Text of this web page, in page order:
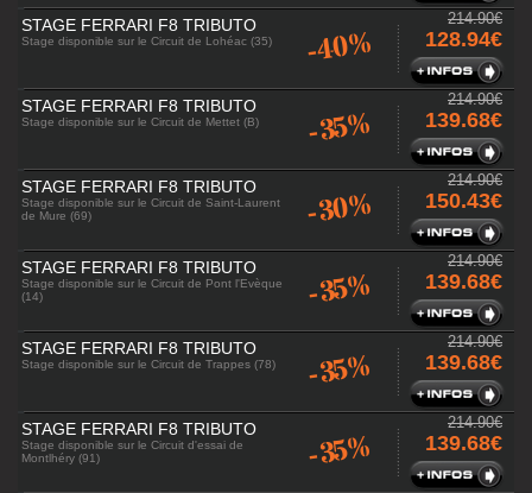
STAGE FERRARI F8 TRIBUTO
Stage disponible sur le Circuit de Lohéac (35) -40%
214.90€
128.94€
STAGE FERRARI F8 TRIBUTO
Stage disponible sur le Circuit de Mettet (B) -35%
214.90€
139.68€
STAGE FERRARI F8 TRIBUTO
Stage disponible sur le Circuit de Saint-Laurent
de Mure (69)
-30%
214.90€
150.43€
STAGE FERRARI F8 TRIBUTO
Stage disponible sur le Circuit de Pont l'Evèque
(14)
-35%
214.90€
139.68€
STAGE FERRARI F8 TRIBUTO
Stage disponible sur le Circuit de Trappes (78) -35%
214.90€
139.68€
STAGE FERRARI F8 TRIBUTO
Stage disponible sur le Circuit d'essai de
Montlhéry (91)
-35%
214.90€
139.68€